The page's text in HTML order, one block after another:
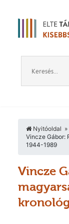
Nyitóoldal
Vincze Gábor:
1944-1989
Vincze